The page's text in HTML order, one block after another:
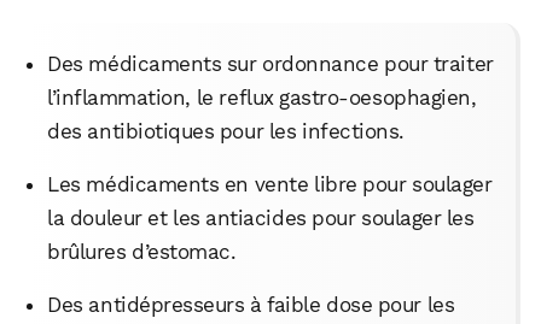
Des médicaments sur ordonnance pour traiter
l’inflammation, le reflux gastro-oesophagien,
des antibiotiques pour les infections.
Les médicaments en vente libre pour soulager
la douleur et les antiacides pour soulager les
brûlures d’estomac.
Des antidépresseurs à faible dose pour les